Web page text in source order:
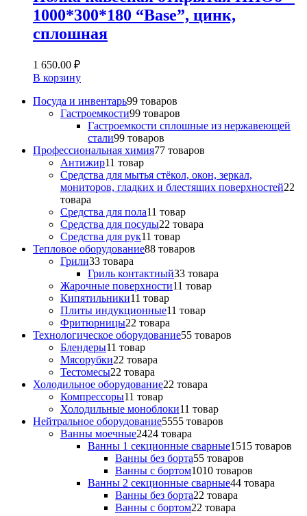
1000*300*180 “Base”, цинк,
сплошная
1 650.00 ₽
В корзину
Посуда и инвентарь99 товаров
Гастроемкости99 товаров
Гастроемкости сплошные из нержавеющей
стали99 товаров
Профессиональная химия77 товаров
Антижир11 товар
Средства для мытья стёкол, окон, зеркал,
мониторов, гладких и блестящих поверхностей22
товара
Средства для пола11 товар
Средства для посуды22 товара
Средства для рук11 товар
Тепловое оборудование88 товаров
Грили33 товара
Гриль контактный33 товара
Жарочные поверхности11 товар
Кипятильники11 товар
Плиты индукционные11 товар
Фритюрницы22 товара
Технологическое оборудование55 товаров
Блендеры11 товар
Мясорубки22 товара
Тестомесы22 товара
Холодильное оборудование22 товара
Компрессоры11 товар
Холодильные моноблоки11 товар
Нейтральное оборудование5555 товаров
Ванны моечные2424 товара
Ванны 1 секционные сварные1515 товаров
Ванны без борта55 товаров
Ванны с бортом1010 товаров
Ванны 2 секционные сварные44 товара
Ванны без борта22 товара
Ванны с бортом22 товара